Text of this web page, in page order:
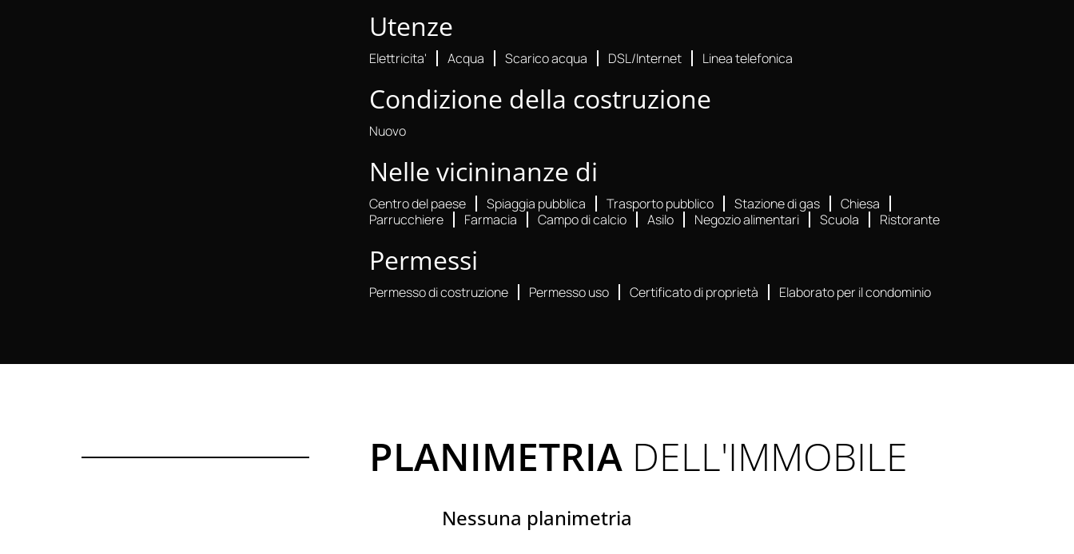
Utenze
Elettricita' Acqua Scarico acqua DSL/Internet Linea telefonica
Condizione della costruzione
Nuovo
Nelle vicininanze di
Centro del paese Spiaggia pubblica Trasporto pubblico Stazione di gas
Chiesa
Parrucchiere
Farmacia Campo di calcio Asilo Negozio alimentari Scuola Ristorante
Permessi
Permesso di costruzione Permesso uso Certificato di proprietà Elaborato per il condominio
PLANIMETRIA DELL'IMMOBILE
Nessuna planimetria